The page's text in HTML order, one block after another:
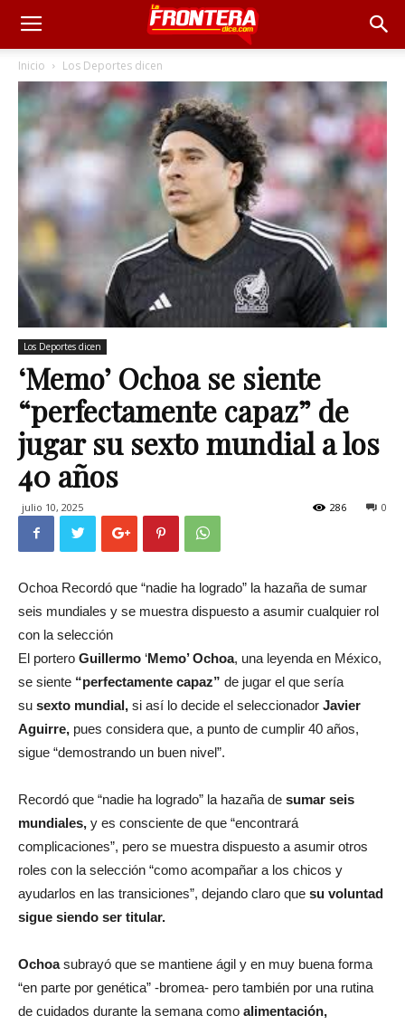
Inicio Los Deportes dicen
Los Deportes dicen
‘Memo’ Ochoa se siente
“perfectamente capaz” de
jugar su sexto mundial a los
40 años
julio 10, 2025 0
286
Ochoa Recordó que “nadie ha logrado” la hazaña de sumar
seis mundiales y se muestra dispuesto a asumir cualquier rol
con la selección
El portero Guillermo ‘Memo’ Ochoa, una leyenda en México,
se siente “perfectamente capaz” de jugar el que sería
su sexto mundial, si así lo decide el seleccionador Javier
Aguirre, pues considera que, a punto de cumplir 40 años,
sigue “demostrando un buen nivel”.
Recordó que “nadie ha logrado” la hazaña de sumar seis
mundiales, y es consciente de que “encontrará
complicaciones”, pero se muestra dispuesto a asumir otros
roles con la selección “como acompañar a los chicos y
ayudarlos en las transiciones”, dejando claro que su voluntad
sigue siendo ser titular.
Ochoasubrayó que se mantiene ágil y en muy buena forma
“en parte por genética” -bromea- pero también por una rutina
de cuidados durante la semana como alimentación,